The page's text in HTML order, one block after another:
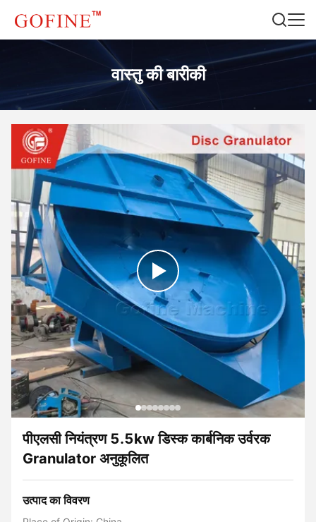
वास्तु की बारीकी
पीएलसी नियंत्रण 5.5kw डिस्क कार्बनिक उर्वरक
Granulator अनुकूलित
उत्पाद का विवरण